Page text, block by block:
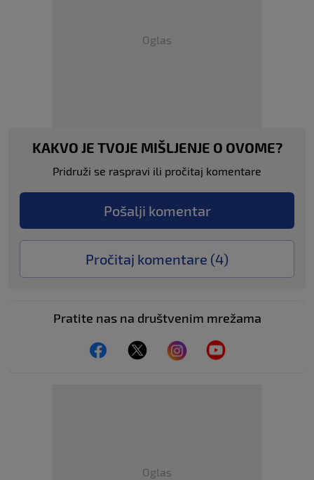
Oglas
KAKVO JE TVOJE MIŠLJENJE O OVOME?
Pridruži se raspravi ili pročitaj komentare
Pošalji komentar
Pročitaj komentare (4)
Pratite nas na društvenim mrežama
Oglas